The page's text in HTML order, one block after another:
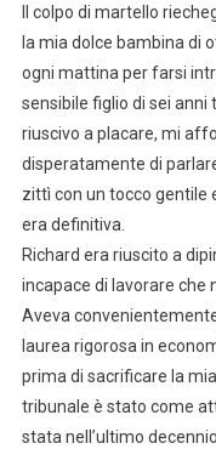
Il colpo di martello
la mia dolce bambina di
ogni mattina per farsi
sensibile figlio di sei
riuscivo a placare, mi
disperatamente di
zittì con un tocco gentile
era definitiva.
Richard era riuscito a
incapace di lavorare che
Aveva
laurea rigorosa in
prima di sacrificare la
tribunale è stato come
stata nell’ultimo